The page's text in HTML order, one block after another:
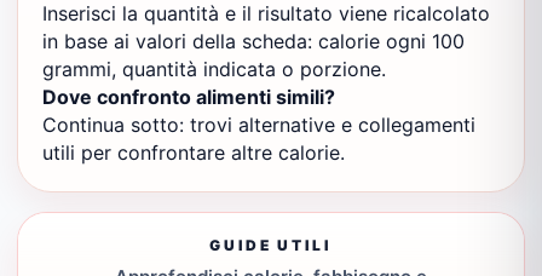
Inserisci la quantità e il risultato viene ricalcolato
in base ai valori della scheda: calorie ogni 100
grammi, quantità indicata o porzione.
Dove confronto alimenti simili?
Continua sotto: trovi alternative e collegamenti
utili per confrontare altre calorie.
GUIDE UTILI